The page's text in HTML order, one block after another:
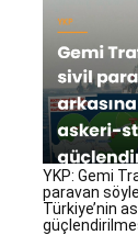
YKP: Gemi
paravan
Türkiye’nin